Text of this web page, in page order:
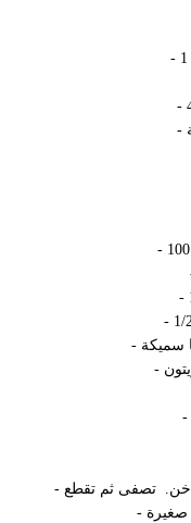
سميكة
صغيرة